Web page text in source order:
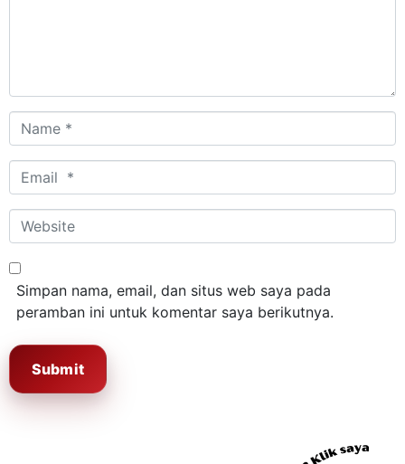
Name
*
Email
*
Website
Simpan nama, email, dan situs web saya pada
peramban ini untuk komentar saya berikutnya.
Submit